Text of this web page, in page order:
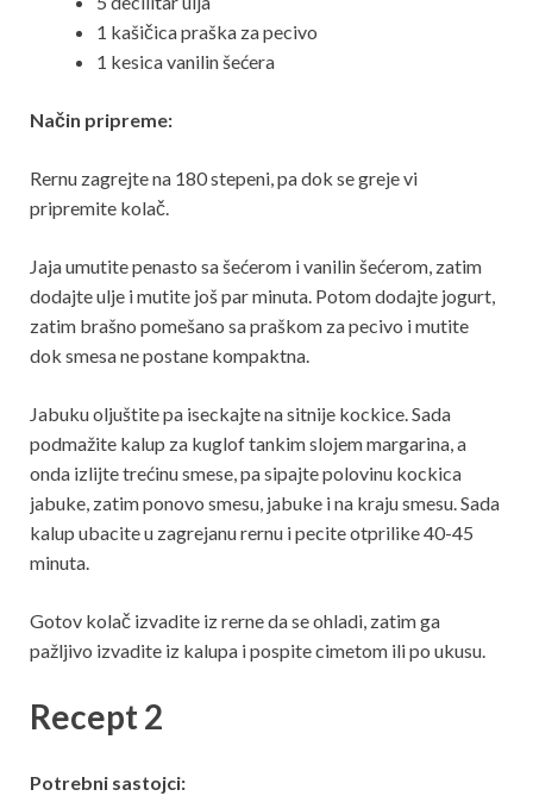
1 kašičica praška za pecivo
1 kesica vanilin šećera
Način pripreme:
Rernu zagrejte na 180 stepeni, pa dok se greje vi
pripremite kolač.
Jaja umutite penasto sa šećerom i vanilin šećerom, zatim
dodajte ulje i mutite još par minuta. Potom dodajte jogurt,
zatim brašno pomešano sa praškom za pecivo i mutite
dok smesa ne postane kompaktna.
Jabuku oljuštite pa iseckajte na sitnije kockice. Sada
podmažite kalup za kuglof tankim slojem margarina, a
onda izlijte trećinu smese, pa sipajte polovinu kockica
jabuke, zatim ponovo smesu, jabuke i na kraju smesu. Sada
kalup ubacite u zagrejanu rernu i pecite otprilike 40-45
minuta.
Gotov kolač izvadite iz rerne da se ohladi, zatim ga
pažljivo izvadite iz kalupa i pospite cimetom ili po ukusu.
Recept 2
Potrebni sastojci: